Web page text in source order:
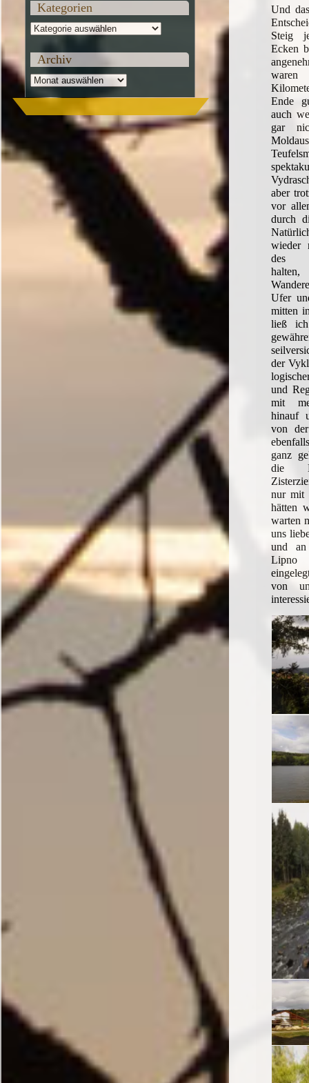
Und
Steig
Ecken
Ende
auch
gar
aber
vor
durch
wieder
des
Ufer
mitten
ließ ich
der
und
mit
hinauf
von
ganz
die
nur mit
hätten
warten
uns
und an
Lipno
von
Kategorien
Kategorien
Archiv
Archiv